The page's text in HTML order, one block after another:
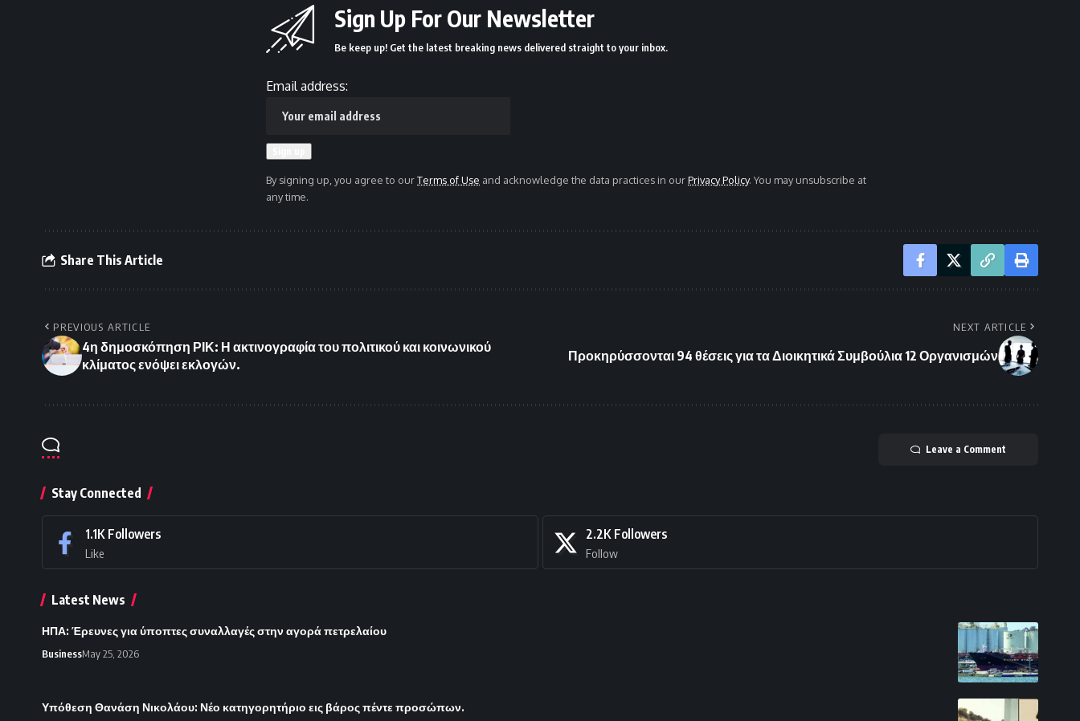
Sign Up For Our Newsletter
Be keep up! Get the latest breaking news delivered straight to your inbox.
Email address:
By signing up, you agree to ourTerms of Use and acknowledge the data practices in ourPrivacy Policy. You may unsubscribe at
any time.
Share This Article
PREVIOUS ARTICLE
4η δημοσκόπηση ΡΙΚ: Η ακτινογραφία του πολιτικού και κοινωνικού
κλίματος ενόψει εκλογών.
NEXT ARTICLE
Προκηρύσσονται 94 θέσεις για τα Διοικητικά Συμβούλια 12 Οργανισμών
Leave a Comment
Stay Connected
1.1K Followers
Like
2.2K Followers
Follow
Latest News
ΗΠΑ: Έρευνες για ύποπτες συναλλαγές στην αγορά πετρελαίου
BusinessMay 25, 2026
Υπόθεση Θανάση Νικολάου: Νέο κατηγορητήριο εις βάρος πέντε προσώπων.